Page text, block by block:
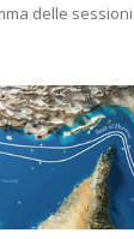
delle